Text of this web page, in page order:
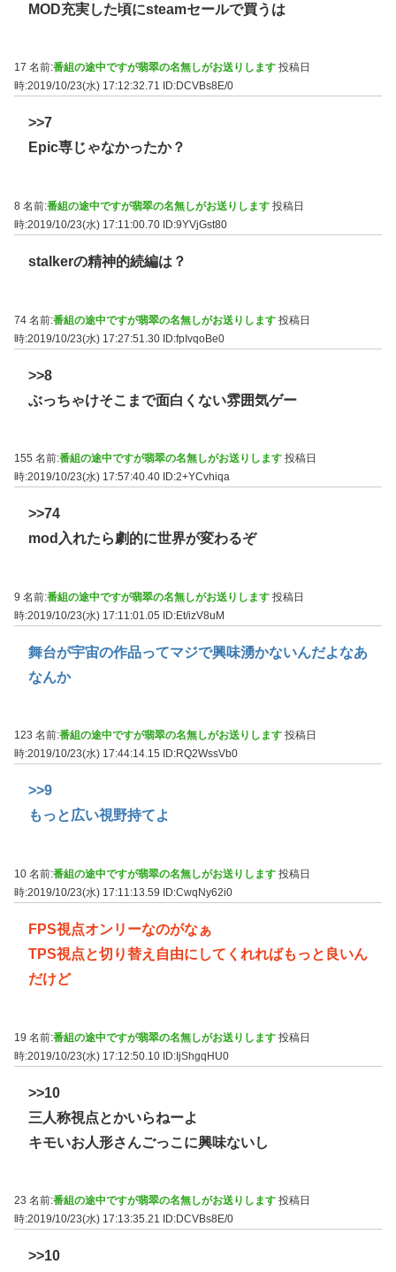
MOD充実した頃にsteamセールで買うは
17 名前:番組の途中ですが翡翠の名無しがお送りします 投稿日
時:2019/10/23(水) 17:12:32.71
ID:DCVBs8E/0
>>7
Epic専じゃなかったか？
8 名前:番組の途中ですが翡翠の名無しがお送りします 投稿日
時:2019/10/23(水) 17:11:00.70 ID:9YVjGst80
stalkerの精神的続編は？
74 名前:番組の途中ですが翡翠の名無しがお送りします 投稿日
時:2019/10/23(水) 17:27:51.30 ID:fpIvqoBe0
>>8
ぶっちゃけそこまで面白くない雰囲気ゲー
155 名前:番組の途中ですが翡翠の名無しがお送りします 投稿日
時:2019/10/23(水) 17:57:40.40 ID:2+YCvhiqa
>>74
mod入れたら劇的に世界が変わるぞ
9 名前:番組の途中ですが翡翠の名無しがお送りします 投稿日
時:2019/10/23(水) 17:11:01.05 ID:Et/izV8uM
舞台が宇宙の作品ってマジで興味湧かないんだよなあ
なんか
123 名前:番組の途中ですが翡翠の名無しがお送りします 投稿日
時:2019/10/23(水) 17:44:14.15
ID:RQ2WssVb0
>>9
もっと広い視野持てよ
10 名前:番組の途中ですが翡翠の名無しがお送りします 投稿日
時:2019/10/23(水) 17:11:13.59
ID:CwqNy62i0
FPS視点オンリーなのがなぁ
TPS視点と切り替え自由にしてくれればもっと良いん
だけど
19 名前:番組の途中ですが翡翠の名無しがお送りします 投稿日
時:2019/10/23(水) 17:12:50.10 ID:IjShgqHU0
>>10
三人称視点とかいらねーよ
キモいお人形さんごっこに興味ないし
23 名前:番組の途中ですが翡翠の名無しがお送りします 投稿日
時:2019/10/23(水) 17:13:35.21
ID:DCVBs8E/0
>>10